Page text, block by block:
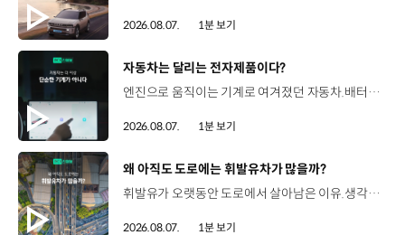
2026.08.07. 1분 보기
[동영상]
자동차는 달리는 전자제품이다?
엔진으로 움직이는 기계로 여겨졌던 자동차.배터리와 소프트웨어를 통해 어떻게 바뀌고 있을까요? 현대진행형 팟캐스트 EP.21에서 확인하세요.📻 #현대자동차그룹 #현대진행형 #모빌리티팟캐스트 #SDV #전기차 #연료 #미래모빌리티 #모빌리티
2026.08.07. 1분 보기
[동영상]
왜 아직도 도로에는 휘발유차가 많을까?
휘발유가 오랫동안 도로에서 살아남은 이유.생각보다 강력한 장점이 있었습니다. 현대진행형 팟캐스트 EP.21에서 확인하세요.📻 #현대자동차그룹 #현대진행형 #모빌리티팟캐스트 #휘발유 #내연기관 #연료 #미래모빌리티 #모빌리티
2026.08.07. 1분 보기